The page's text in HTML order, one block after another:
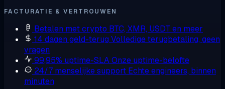
FACTURATIE & VERTROUWEN
Betalen met crypto BTC, XMR, USDT en meer
14 dagen geld-terug Volledige terugbetaling, geen
vragen
99,95% uptime-SLAOnze uptime-belofte
24/7 menselijke support Echte engineers, binnen
minuten